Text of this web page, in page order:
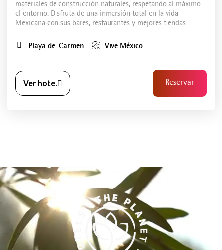
materiales de construcción naturales, respetando al máximo
el entorno. Disfruta de una inmersión total en la vida
Mexicana con sus bares, restaurantes y mejores tiendas.
Playa del Carmen Vive México
Ver hotel Reservar